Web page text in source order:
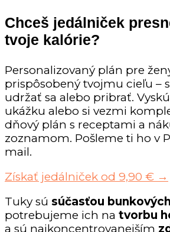
Chceš jedálniček
tvoje kalórie?
Personalizovaný plán pre
prispôsobený tvojmu cieľu –
udržať sa alebo pribrať.
ukážku alebo si vezmi
dňový plán s receptami a
zoznamom. Pošleme ti ho v
mail.
Získať jedálniček od 9,90 € →
Tuky sú súčasťou
potrebujeme ich na tvorbu
a sú najkoncentrovanejším